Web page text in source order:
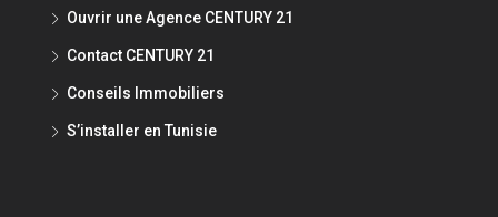
Ouvrir une Agence CENTURY 21
Contact CENTURY 21
Conseils Immobiliers
S’installer en Tunisie